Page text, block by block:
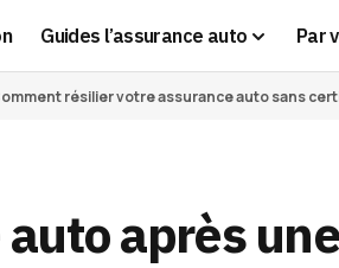
Guides l’assurance auto Par
résilier votre assurance auto sans
après une